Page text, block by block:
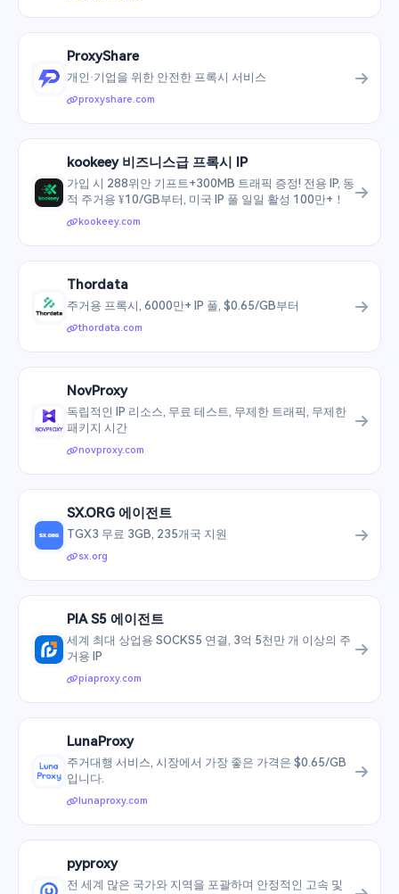
ProxyShare
개인·기업을 위한 안전한 프록시 서비스
proxyshare.com
kookeey 비즈니스급 프록시 IP
가입 시 288위안 기프트+300MB 트래픽 증정! 전용 IP, 동
적 주거용 ¥10/GB부터, 미국 IP 풀 일일 활성 100만+！
kookeey.com
Thordata
주거용 프록시, 6000만+ IP 풀, $0.65/GB부터
thordata.com
NovProxy
독립적인 IP 리소스, 무료 테스트, 무제한 트래픽, 무제한
패키지 시간
novproxy.com
SX.ORG 에이전트
TGX3 무료 3GB, 235개국 지원
sx.org
PIA S5 에이전트
세계 최대 상업용 SOCKS5 연결, 3억 5천만 개 이상의 주
거용 IP
piaproxy.com
LunaProxy
주거대행 서비스, 시장에서 가장 좋은 가격은 $0.65/GB
입니다.
lunaproxy.com
pyproxy
전 세계 많은 국가와 지역을 포괄하며 안정적인 고속 및